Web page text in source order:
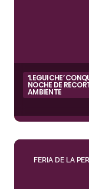
‘LEGUICHE’
NOCHE DE
AMBIENTE
FERIA DE LA